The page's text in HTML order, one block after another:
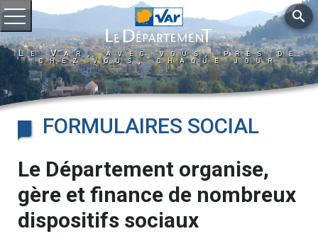
Ouvrir le menu
Le Var, avec vous, près de
chez vous, chaque jour
search
FORMULAIRES SOCIAL
Le Département organise,
gère et finance de nombreux
dispositifs sociaux